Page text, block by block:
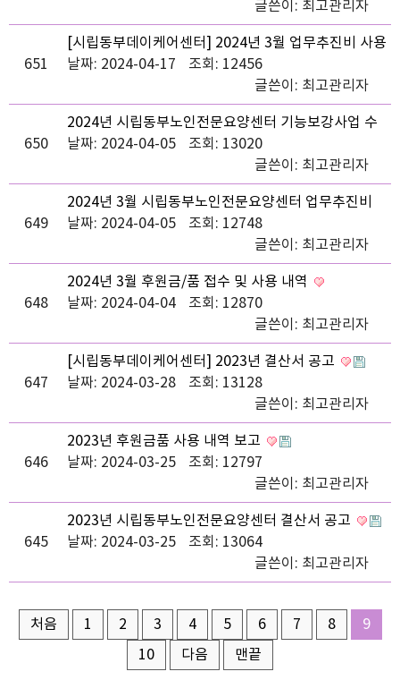
글쓴이: 최고관리자
651
[시립동부데이케어센터] 2024년 3월 업무추진비 사용
내역 공고
날짜: 2024-04-17
조회: 12456
글쓴이: 최고관리자
650
2024년 시립동부노인전문요양센터 기능보강사업 수
의계약 체결안내 공고
날짜: 2024-04-05
조회: 13020
글쓴이: 최고관리자
649
2024년 3월 시립동부노인전문요양센터 업무추진비
사용내역 공고
날짜: 2024-04-05
조회: 12748
글쓴이: 최고관리자
648
2024년 3월 후원금/품 접수 및 사용 내역
날짜: 2024-04-04
조회: 12870
글쓴이: 최고관리자
647
[시립동부데이케어센터] 2023년 결산서 공고
날짜: 2024-03-28
조회: 13128
글쓴이: 최고관리자
646
2023년 후원금품 사용 내역 보고
날짜: 2024-03-25
조회: 12797
글쓴이: 최고관리자
645
2023년 시립동부노인전문요양센터 결산서 공고
날짜: 2024-03-25
조회: 13064
글쓴이: 최고관리자
처음 1 2 3 4 5 6 7 8
9
10
다음 맨끝